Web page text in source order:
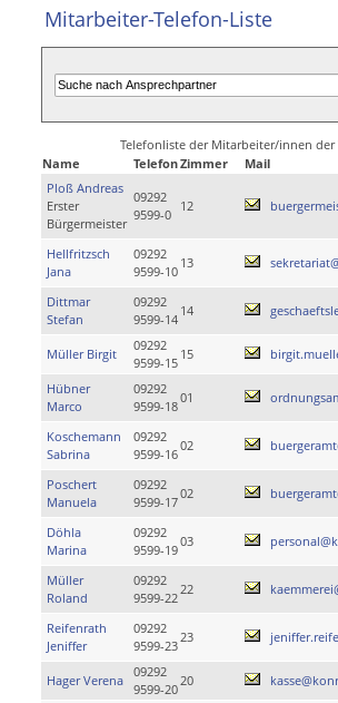
Mitarbeiter-Telefon-Liste
Telefonliste der Mitarbeiter/innen
Name
TelefonZimmer
Mail
Ploß Andreas
Erster
Bürgermeister
09292
9599-0
12
Hellfritzsch
Jana
09292
9599-10
13
Dittmar
Stefan
09292
9599-14
14
Müller Birgit
09292
9599-15
15
Hübner
Marco
09292
9599-18
01
Koschemann
Sabrina
09292
9599-16
02
Poschert
Manuela
09292
9599-17
02
Döhla
Marina
09292
9599-19
03
Müller
Roland
09292
9599-22
22
Reifenrath
Jeniffer
09292
9599-23
23
Hager Verena
09292
9599-20
20